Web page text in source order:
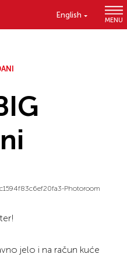
English
MENU
jelo i na račun kuće